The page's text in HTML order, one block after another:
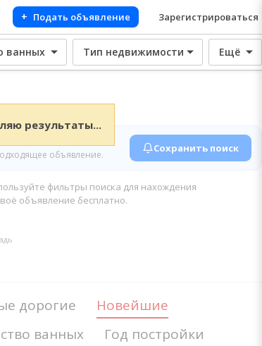
+ Подать объявление Зарегистрироваться
ванных Тип недвижимости Ещё
результаты...
объявление.
Сохранить поиск
фильтры поиска для нахождения
объявление бесплатно.
дорогие
Новейшие
ванных
Год постройки